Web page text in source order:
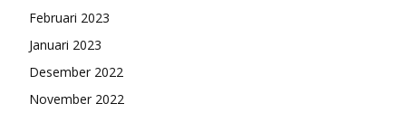
Februari 2023
Januari 2023
Desember 2022
November 2022